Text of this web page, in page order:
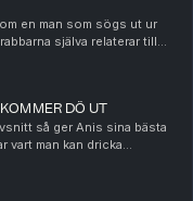
en man som sögs ut ur
själva relaterar till
See acast.com/privacy
DÖ UT
så ger Anis sina bästa
vart man kan dricka
Sveriges bästa giffel.